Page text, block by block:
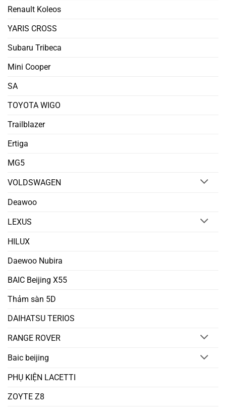
Renault Koleos
YARIS CROSS
Subaru Tribeca
Mini Cooper
SA
TOYOTA WIGO
Trailblazer
Ertiga
MG5
VOLDSWAGEN
Deawoo
LEXUS
HILUX
Daewoo Nubira
BAIC Beijing X55
Thảm sàn 5D
DAIHATSU TERIOS
RANGE ROVER
Baic beijing
PHỤ KIỆN LACETTI
ZOYTE Z8